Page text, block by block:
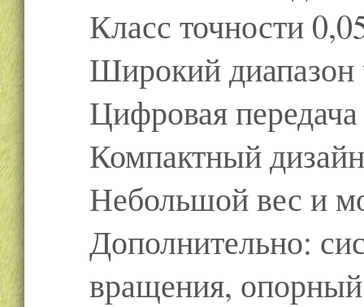
Класс точности
Широкий диапазон
Цифровая передача
Компактный дизайн
Небольшой вес и
Дополнительно:
вращения,